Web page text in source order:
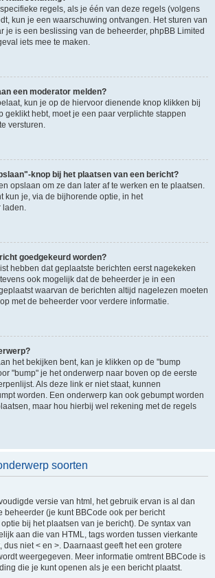
regels, als je één van deze regels (volgens
kun je een waarschuwing ontvangen. Het sturen van
je is een beslissing van de beheerder, phpBB Limited
iets mee te maken.
een moderator melden?
kun je op de hiervoor dienende knop klikken bij
geklikt hebt, moet je een paar verplichte stappen
versturen.
knop bij het plaatsen van een bericht?
opslaan om ze dan later af te werken en te plaatsen.
kun je, via de bijhorende optie, in het
laden.
goedgekeurd worden?
hebben dat geplaatste berichten eerst nagekeken
ook mogelijk dat de beheerder je in een
waarvan de berichten altijd nagelezen moeten
met de beheerder voor verdere informatie.
het bekijken bent, kan je klikken op de "bump
"bump" je het onderwerp naar boven op de eerste
Als deze link er niet staat, kunnen
worden. Een onderwerp kan ook gebumpt worden
maar hou hierbij wel rekening met de regels
soorten
versie van html, het gebruik ervan is al dan
beheerder (je kunt BBCode ook per bericht
bij het plaatsen van je bericht). De syntax van
aan die van HTML, tags worden tussen vierkante
dus niet < en >. Daarnaast geeft het een grotere
weergegeven. Meer informatie omtrent BBCode is
die je kunt openen als je een bericht plaatst.